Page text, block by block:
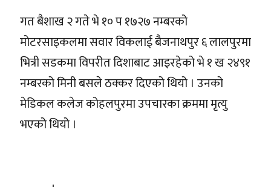
गत बैशाख २ गते भे १० प १७२७ नम्बरको
मोटरसाइकलमा सवार विकलाई बैजनाथपुर ६ लालपुरमा
भित्री सडकमा विपरीत दिशाबाट आइरहेको भे १ ख २४९१
नम्बरको मिनी बसले ठक्कर दिएको थियो । उनको
मेडिकल कलेज कोहलपुरमा उपचारका क्रममा मृत्यु
भएको थियो ।